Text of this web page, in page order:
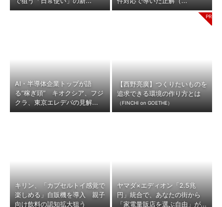
AI・半導体企業トップが語
る“稼ぎ頭” キオクシア、フジ
クラ、東京エレデバの見解...
【西野亮廣】つくりたいものを
追求できる環境の作り方とは
（FINCHI on GOETHE）
キリン、「カプセルトイ感覚で
楽しめる」自販機を導入 親子
向け飲料の認知拡大狙う
ヤマダ×エディオン「2.5兆
円」統合で、あなたの街から
「家電量販店を選ぶ自由」が...